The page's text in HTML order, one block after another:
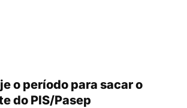
o período para sacar o
do PIS/Pasep